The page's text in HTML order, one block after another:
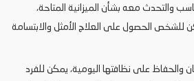
والتحدث معه بشأن الميزانية المتاحة،
للشخص الحصول على العلاج الأمثل والابتسامة
والحفاظ على نظافتها اليومية، يمكن للفرد